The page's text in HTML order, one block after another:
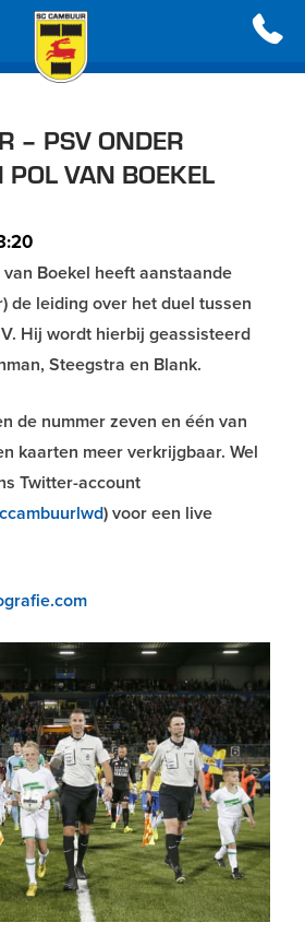
– PSV ONDER
POL VAN BOEKEL
Boekel heeft aanstaande
de leiding over het duel tussen
Hij wordt hierbij geassisteerd
Steegstra en Blank.
de nummer zeven en één van
kaarten meer verkrijgbaar. Wel
Twitter-account
) voor een live